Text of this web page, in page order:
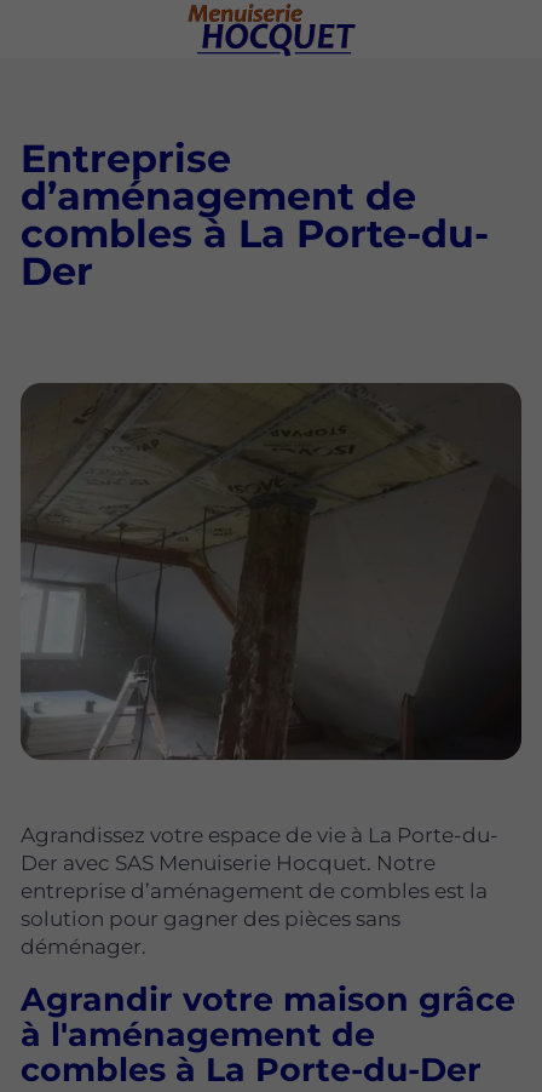
Entreprise
d’aménagement de
combles à La Porte-du-
Der
Agrandissez votre espace de vie à La Porte-du-
Der avec SAS Menuiserie Hocquet. Notre
entreprise d’aménagement de combles est la
solution pour gagner des pièces sans
déménager.
Agrandir votre maison grâce
à l'aménagement de
combles à La Porte-du-Der